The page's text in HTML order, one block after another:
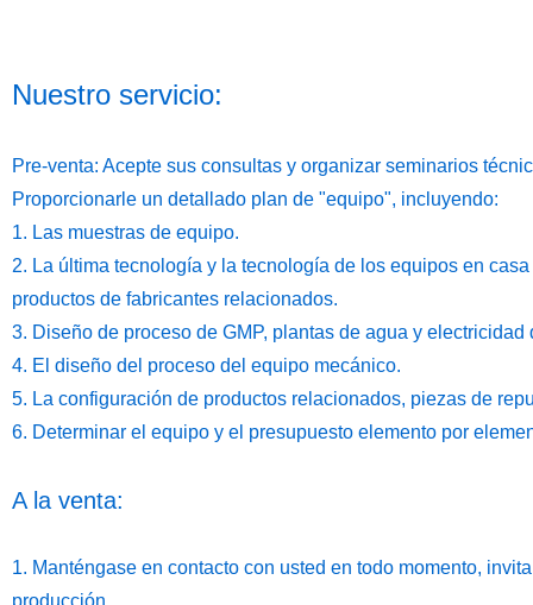
Nuestro servicio:
Pre-venta: Acepte sus consultas y organizar seminarios
Proporcionarle un detallado plan de "equipo", incluyendo:
1. Las muestras de equipo.
2. La última tecnología y la tecnología de los equipos en
productos de fabricantes relacionados.
3. Diseño de proceso de GMP, plantas de agua y electricidad
4. El diseño del proceso del equipo mecánico.
5. La configuración de productos relacionados, piezas de
6. Determinar el equipo y el presupuesto elemento por
A la venta:
1. Manténgase en contacto con usted en todo momento,
producción.